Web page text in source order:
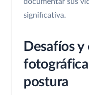
significativa.
Desafíos
postura